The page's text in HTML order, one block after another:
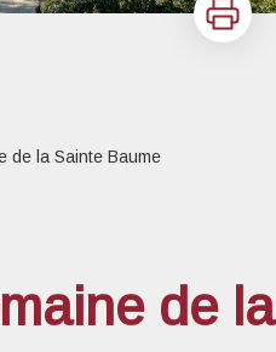
de la Sainte Baume
de la